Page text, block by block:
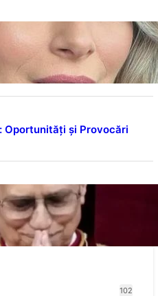
Maternității: O
Dragoste și Provocări
Oportunități și Provocări
Originile Papei
și Legăturile Sale Cu Cuba
102